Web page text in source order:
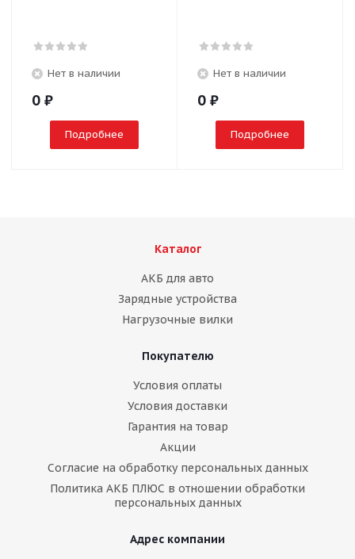
Нет в наличии
0 ₽
Подробнее
Нет в наличии
0 ₽
Подробнее
Каталог
АКБ для авто
Зарядные устройства
Нагрузочные вилки
Покупателю
Условия оплаты
Условия доставки
Гарантия на товар
Акции
Согласие на обработку персональных данных
Политика АКБ ПЛЮС в отношении обработки
персональных данных
Адрес компании